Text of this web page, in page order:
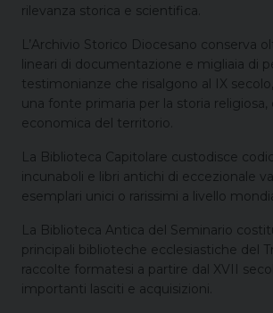
rilevanza storica e scientifica.
L’Archivio Storico Diocesano conserva
lineari di documentazione e migliaia di
testimonianze che risalgono al IX
una fonte primaria per la storia religiosa,
economica del territorio.
La Biblioteca Capitolare custodisce
incunaboli e libri antichi di eccezionale
esemplari unici o rarissimi a livello
La Biblioteca Antica del Seminario
principali biblioteche ecclesiastiche del
raccolte formatesi a partire dal XVII
importanti lasciti e acquisizioni.